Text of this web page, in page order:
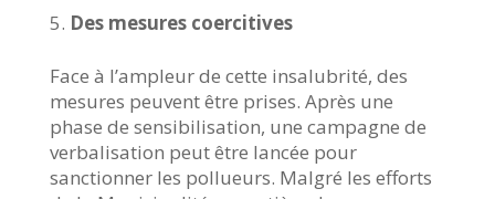
Des mesures coercitives
Face à l’ampleur de cette insalubrité, des
mesures peuvent être prises. Après une
phase de sensibilisation, une campagne de
verbalisation peut être lancée pour
sanctionner les pollueurs. Malgré les efforts